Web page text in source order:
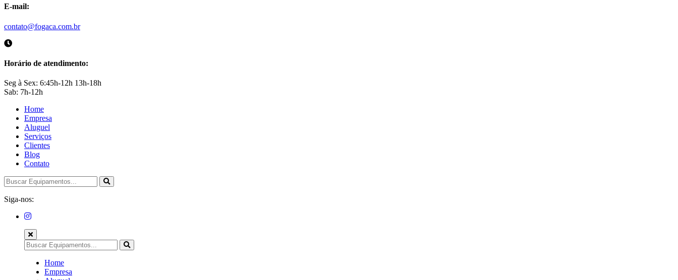
E-mail:
contato@fogaca.com.br
Horário de atendimento:
Seg à Sex: 6:45h-12h 13h-18h
Sab: 7h-12h
Home
Empresa
Aluguel
Serviços
Clientes
Blog
Contato
Siga-nos:
Home
Empresa